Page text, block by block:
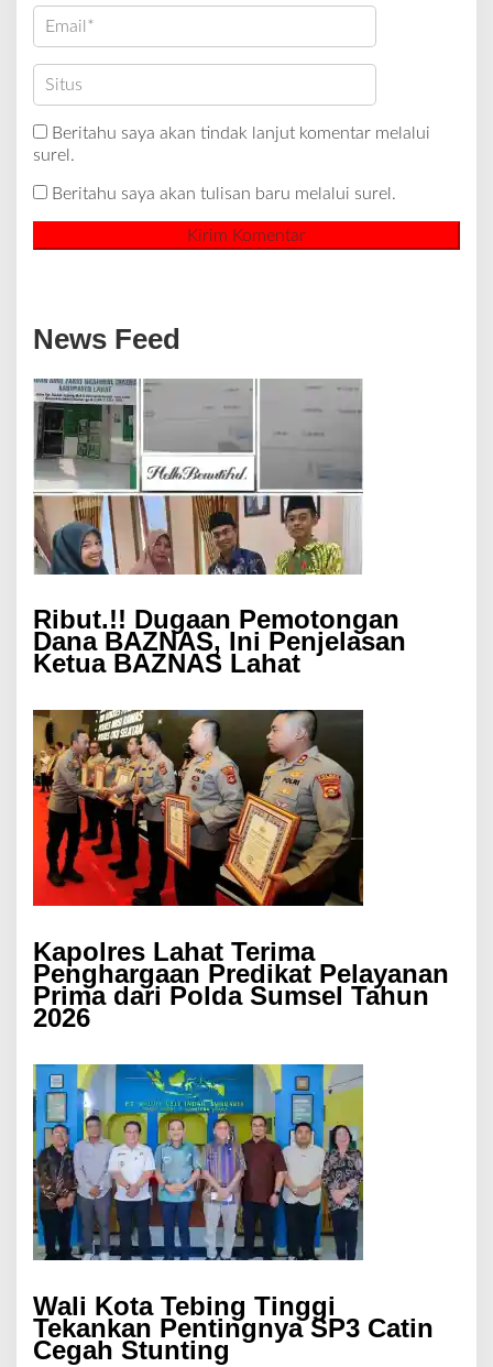
Beritahu saya akan tindak lanjut komentar melalui
surel.
Beritahu saya akan tulisan baru melalui surel.
News Feed
Ribut.!! Dugaan Pemotongan
Dana BAZNAS, Ini Penjelasan
Ketua BAZNAS Lahat
Kapolres Lahat Terima
Penghargaan Predikat Pelayanan
Prima dari Polda Sumsel Tahun
2026
Wali Kota Tebing Tinggi
Tekankan Pentingnya SP3 Catin
Cegah Stunting